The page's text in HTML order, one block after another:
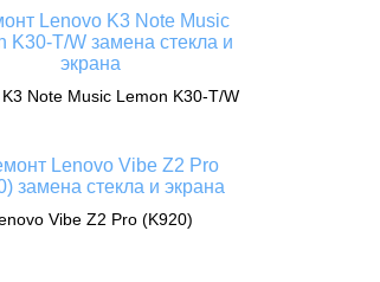
Note Music Lemon K30-T/W
Vibe Z2 Pro (K920)